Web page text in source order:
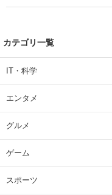
カテゴリ一覧
IT・科学
エンタメ
グルメ
ゲーム
スポーツ